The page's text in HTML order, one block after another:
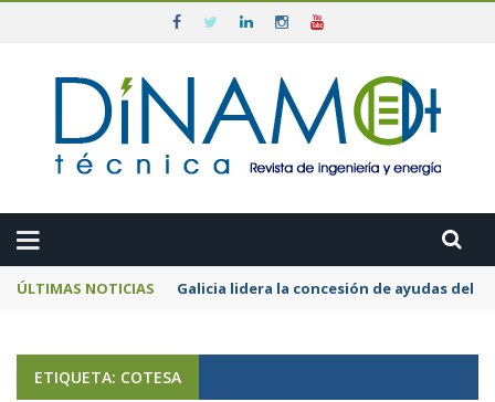
ÚLTIMAS NOTICIAS Galicia lidera la concesión de ayudas del
ETIQUETA: COTESA